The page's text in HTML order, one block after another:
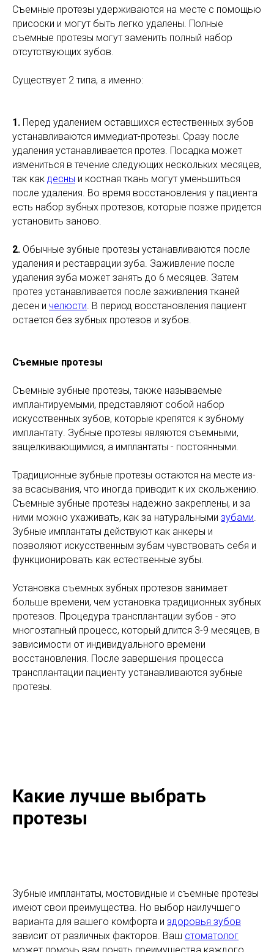
Съемные протезы удерживаются на месте с помощью
присоски и могут быть легко удалены. Полные
съемные протезы могут заменить полный набор
отсутствующих зубов.
Существует 2 типа, а именно:
1. Перед удалением оставшихся естественных зубов
устанавливаются иммедиат-протезы. Сразу после
удаления устанавливается протез. Посадка может
измениться в течение следующих нескольких месяцев,
так как десны и костная ткань могут уменьшиться
после удаления. Во время восстановления у пациента
есть набор зубных протезов, которые позже придется
установить заново.
2. Обычные зубные протезы устанавливаются после
удаления и реставрации зуба. Заживление после
удаления зуба может занять до 6 месяцев. Затем
протез устанавливается после заживления тканей
десен и челюсти. В период восстановления пациент
остается без зубных протезов и зубов.
Съемные протезы
Съемные зубные протезы, также называемые
имплантируемыми, представляют собой набор
искусственных зубов, которые крепятся к зубному
имплантату. Зубные протезы являются съемными,
защелкивающимися, а имплантаты - постоянными.
Традиционные зубные протезы остаются на месте из-
за всасывания, что иногда приводит к их скольжению.
Съемные зубные протезы надежно закреплены, и за
ними можно ухаживать, как за натуральными зубами.
Зубные имплантаты действуют как анкеры и
позволяют искусственным зубам чувствовать себя и
функционировать как естественные зубы.
Установка съемных зубных протезов занимает
больше времени, чем установка традиционных зубных
протезов. Процедура трансплантации зубов - это
многоэтапный процесс, который длится 3-9 месяцев, в
зависимости от индивидуального времени
восстановления. После завершения процесса
трансплантации пациенту устанавливаются зубные
протезы.
Какие лучше выбрать
протезы
Зубные имплантаты, мостовидные и съемные протезы
имеют свои преимущества. Но выбор наилучшего
варианта для вашего комфорта и здоровья зубов
зависит от различных факторов. Ваш стоматолог